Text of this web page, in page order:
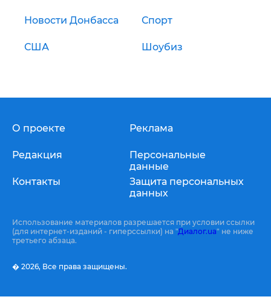
Новости Донбасса Спорт
США Шоубиз
О проекте
Редакция
Контакты
Реклама
Персональные
данные
Защита персональных
данных
Использование материалов разрешается при условии ссылки
(для интернет-изданий - гиперссылки) на "Диалог.ua" не ниже
третьего абзаца.
� 2026, Все права защищены.